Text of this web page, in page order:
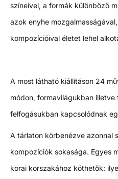
színeivel, a formák különböző
azok enyhe
kompozícióival életet lehel
A most látható kiállításon 24
módon, formavilágukban illetve
felfogásukban kapcsolódnak
A tárlaton körbenézve azonnal
kompozíciók sokasága. Egyes
korai korszakához köthetők: